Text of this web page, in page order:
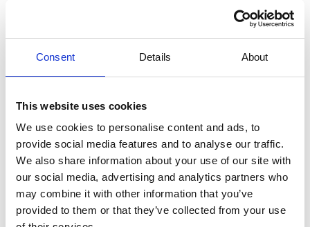
Consent Details About
This website uses cookies
We use cookies to personalise content and ads, to
provide social media features and to analyse our traffic.
We also share information about your use of our site with
our social media, advertising and analytics partners who
may combine it with other information that you’ve
provided to them or that they’ve collected from your use
Beläget i det vackra inlandet av Rivieran mellan Nice och
semesterbostad ligger i bergen nära Vence och tillgodoser alla
behov. Villan erbjuder en härlig utsikt, en härlig trädgård med privat
personer fördelat på 2 våningar.
Villan innehåller 4 sovrum med eget badrum, 2 sovrum med delat
badrum, 1 kontor, ett stort kök-matsal och ett härligt vardagsrum
med ett separat förberedande kök. Staden Vence är en gammal
medeltida by omgiven av gamla stadsmurar. Det myllrar av liv under
hela året, vilket ger stora möjligheter att utforska charmiga gator
med butiker, konstgallerier, kaféer, restauranger och lokala
marknader.